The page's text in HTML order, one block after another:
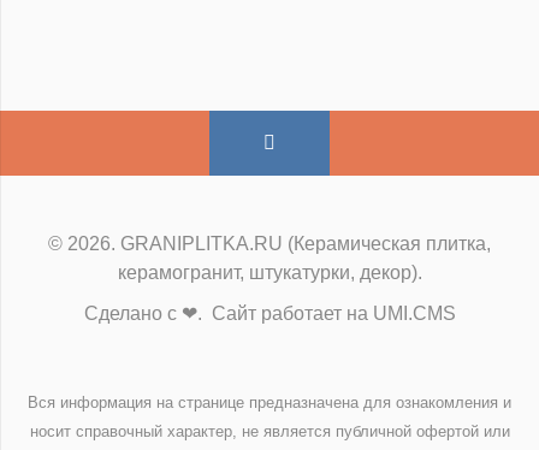
© 2026. GRANIPLITKA.RU (Керамическая плитка,
керамогранит, штукатурки, декор).
Сделано с ❤. Сайт работает на UMI.CMS
Вся информация на странице предназначена для ознакомления и
носит справочный характер, не является публичной офертой или